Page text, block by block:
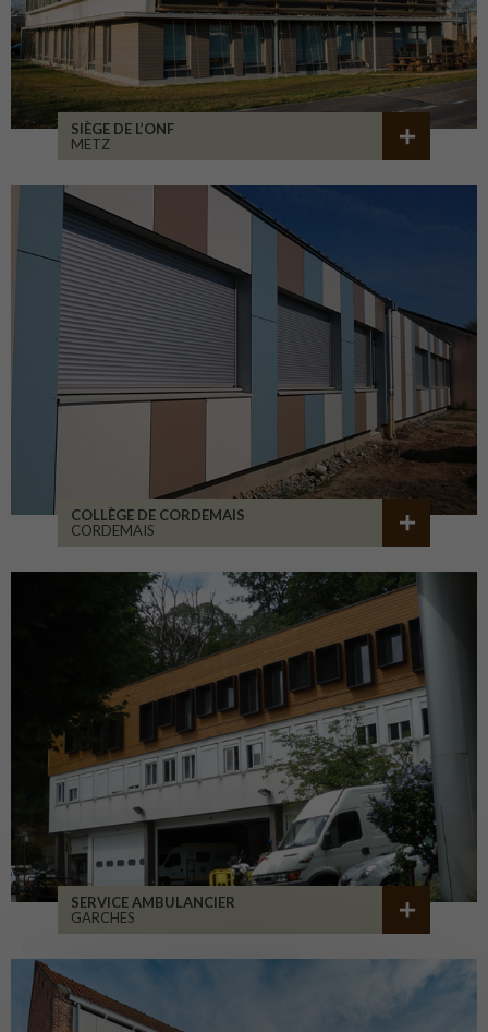
SIÈGE DE L’ONF
METZ
COLLÈGE DE CORDEMAIS
CORDEMAIS
SERVICE AMBULANCIER
GARCHES